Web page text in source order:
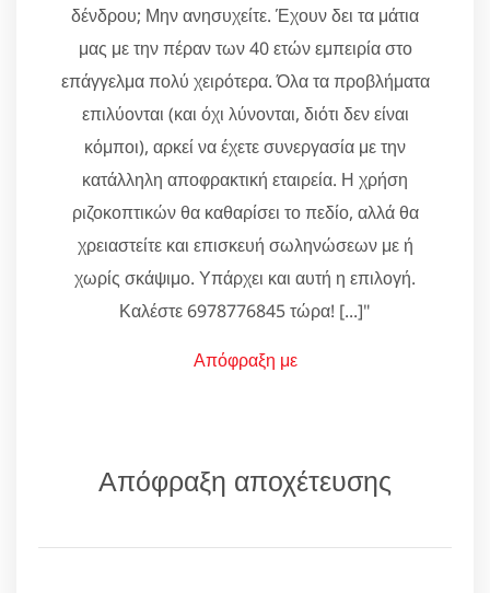
δένδρου; Μην ανησυχείτε. Έχουν δει τα μάτια
μας με την πέραν των 40 ετών εμπειρία στο
επάγγελμα πολύ χειρότερα. Όλα τα προβλήματα
επιλύονται (και όχι λύνονται, διότι δεν είναι
κόμποι), αρκεί να έχετε συνεργασία με την
κατάλληλη αποφρακτική εταιρεία. Η χρήση
ριζοκοπτικών θα καθαρίσει το πεδίο, αλλά θα
χρειαστείτε και επισκευή σωληνώσεων με ή
χωρίς σκάψιμο. Υπάρχει και αυτή η επιλογή.
Καλέστε 6978776845 τώρα! [...]"
Απόφραξη με
Απόφραξη αποχέτευσης